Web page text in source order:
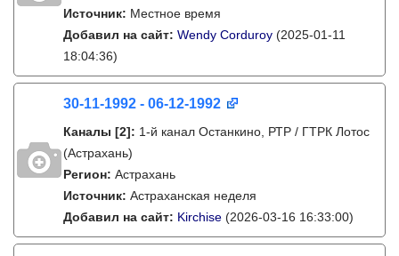
Источник: Местное время
Добавил на сайт: Wendy Corduroy (2025-01-11
18:04:36)
30-11-1992 - 06-12-1992
Каналы [2]: 1-й канал Останкино, РТР / ГТРК Лотос
(Астрахань)
Регион: Астрахань
Источник: Астраханская неделя
Добавил на сайт: Kirchise (2026-03-16 16:33:00)